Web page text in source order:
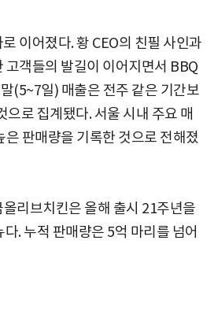
이어졌다. 황 CEO의 친필 사인과
고객들의 발길이 이어지면서 BBQ
(5~7일) 매출은 전주 같은 기간보
으로 집계됐다. 서울 시내 주요 매
은 판매량을 기록한 것으로 전해졌
리브치킨은 올해 출시 21주년을
. 누적 판매량은 5억 마리를 넘어